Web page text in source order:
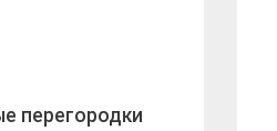
перегородки